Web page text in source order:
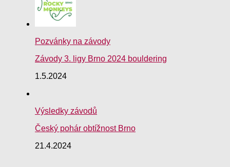
Pozvánky na závody
Závody 3. ligy Brno 2024 bouldering
1.5.2024
Výsledky závodů
Český pohár obtížnost Brno
21.4.2024